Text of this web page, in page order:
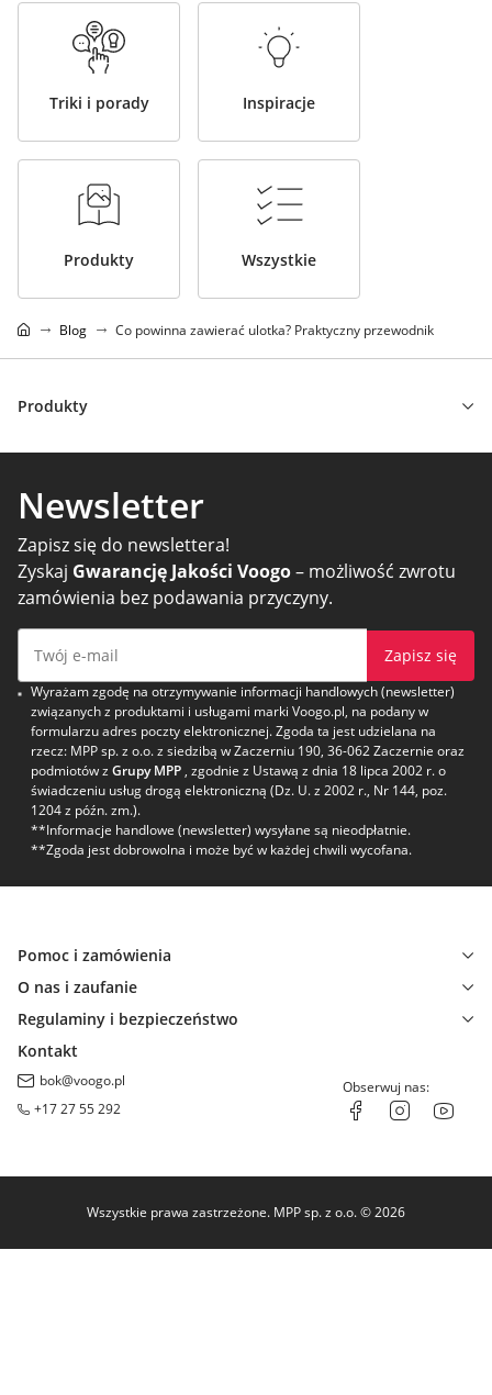
Triki i porady Inspiracje
Produkty Wszystkie
Blog Co powinna zawierać ulotka? Praktyczny przewodnik
Produkty
Newsletter
Zapisz się do newslettera!
Zyskaj Gwarancję Jakości Voogo– możliwość zwrotu
zamówienia bez podawania przyczyny.
Zapisz się
Wyrażam zgodę na otrzymywanie informacji handlowych (newsletter)
związanych z produktami i usługami marki Voogo.pl, na podany w
formularzu adres poczty elektronicznej. Zgoda ta jest udzielana na
rzecz: MPP sp. z o.o. z siedzibą w Zaczerniu 190, 36-062 Zaczernie oraz
podmiotów z Grupy MPP , zgodnie z Ustawą z dnia 18 lipca 2002 r. o
świadczeniu usług drogą elektroniczną (Dz. U. z 2002 r., Nr 144, poz.
1204 z późn. zm.).
**Informacje handlowe (newsletter) wysyłane są nieodpłatnie.
**Zgoda jest dobrowolna i może być w każdej chwili wycofana.
Pomoc i zamówienia
O nas i zaufanie
Regulaminy i bezpieczeństwo
Kontakt
bok@voogo.pl
+17 27 55 292
Obserwuj nas:
Wszystkie prawa zastrzeżone. MPP sp. z o.o. © 2026